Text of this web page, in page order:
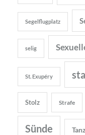
Segelflugplatz
selig
St. Exupéry
Stolz Strafe
Sünde Tanz